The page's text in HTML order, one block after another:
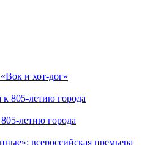
и хот-дог»
летию города